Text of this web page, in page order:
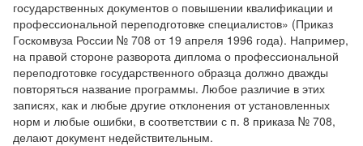
государственных документов о повышении квалификации и
профессиональной переподготовке специалистов» (Приказ
Госкомвуза России № 708 от 19 апреля 1996 года). Например,
на правой стороне разворота диплома о профессиональной
переподготовке государственного образца должно дважды
повторяться название программы. Любое различие в этих
записях, как и любые другие отклонения от установленных
норм и любые ошибки, в соответствии с п. 8 приказа № 708,
делают документ недействительным.